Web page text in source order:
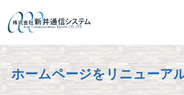
ホームページをリニューア